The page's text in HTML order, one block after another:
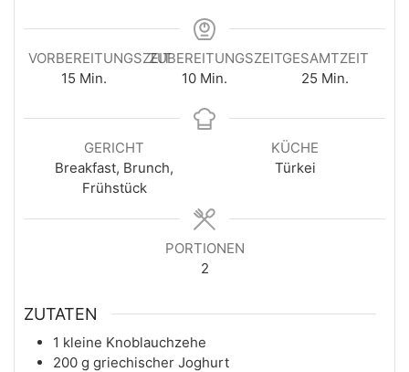
VORBEREITUNGSZEIT
15 Minuten
Min.
ZUBEREITUNGSZEIT
10Minuten
Min.
GESAMTZEIT
25 Minuten
Min.
GERICHT
Breakfast, Brunch,
Frühstück
KÜCHE
Türkei
PORTIONEN
2
ZUTATEN
1 kleine Knoblauchzehe
200 g griechischer Joghurt